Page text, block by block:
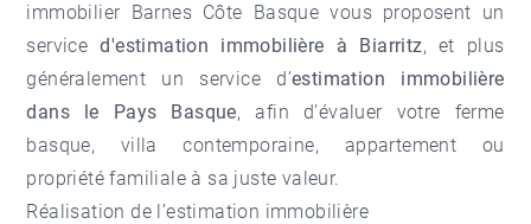
immobilier Barnes Côte Basque vous proposent un
serviced'estimation immobilière à Biarritz, et plus
généralement un service d’estimation immobilière
dans le Pays Basque, afin d’évaluer votre ferme
basque, villa contemporaine, appartement ou
propriété familiale à sa juste valeur.
Réalisation de l’estimation immobilière